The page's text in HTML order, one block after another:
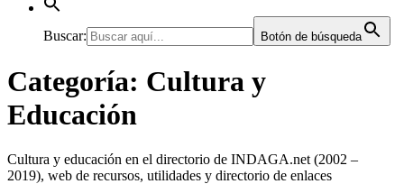
Buscar: Botón de búsqueda
Categoría: Cultura y
Educación
Cultura y educación en el directorio de INDAGA.net (2002 –
2019), web de recursos, utilidades y directorio de enlaces